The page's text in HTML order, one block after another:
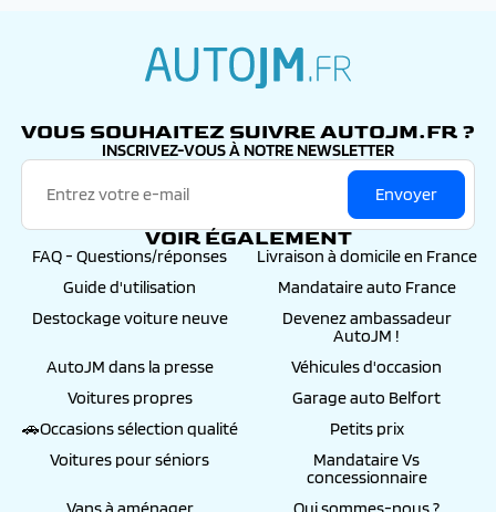
VOUS SOUHAITEZ SUIVRE AUTOJM.FR ?
INSCRIVEZ-VOUS À NOTRE NEWSLETTER
Envoyer
VOIR ÉGALEMENT
FAQ - Questions/réponses
Livraison à domicile en France
Guide d'utilisation
Mandataire auto France
Destockage voiture neuve
Devenez ambassadeur
AutoJM !
AutoJM dans la presse
Véhicules d'occasion
Voitures propres
Garage auto Belfort
🚗Occasions sélection qualité
Petits prix
Voitures pour séniors
Mandataire Vs
concessionnaire